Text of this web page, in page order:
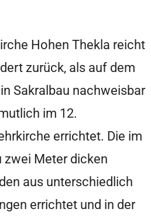
Hohen Thekla reicht
zurück, als auf dem
Sakralbau nachweisbar
im 12.
errichtet. Die im
zwei Meter dicken
aus unterschiedlich
errichtet und in der